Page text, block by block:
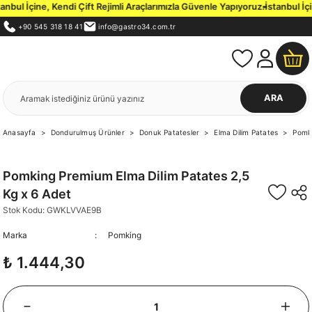
Çift Rejimli Araçlarımızla Güvenle Yapıyoruz.İstanbul İçi 3000 TL ve
+90 545 318 18 41 info@gastro34.com.tr
ARA
Anasayfa Dondurulmuş Ürünler Donuk Patatesler Elma Dilim Patates
Pomking Premium Elma Dilim Patates 2,5
Kg x 6 Adet
Stok Kodu: GWKLVVAE9B
Marka Pomking
₺ 1.444,30